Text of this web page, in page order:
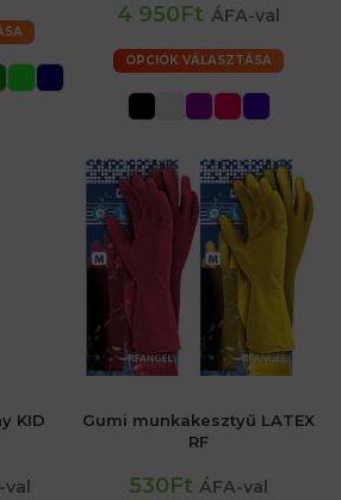
4 950Ft ÁFA-val
OPCIÓK VÁLASZTÁSA
KID
val
Gumi munkakesztyű LATEX
RF
530Ft ÁFA-val